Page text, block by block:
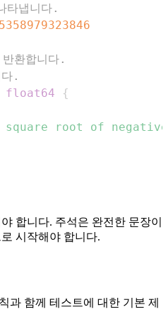
냅니다.
환합니다.
.
float64
{
square root of negative
합니다. 주석은 완전한 문장이
시작해야 합니다.
과 함께 테스트에 대한 기본 제